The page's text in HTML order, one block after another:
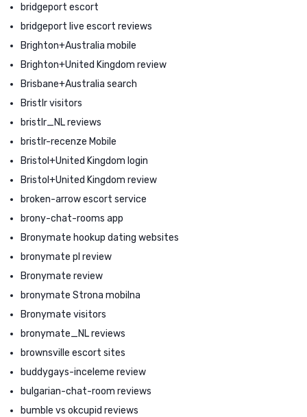
bridgeport escort
bridgeport live escort reviews
Brighton+Australia mobile
Brighton+United Kingdom review
Brisbane+Australia search
Bristlr visitors
bristlr_NL reviews
bristlr-recenze Mobile
Bristol+United Kingdom login
Bristol+United Kingdom review
broken-arrow escort service
brony-chat-rooms app
Bronymate hookup dating websites
bronymate pl review
Bronymate review
bronymate Strona mobilna
Bronymate visitors
bronymate_NL reviews
brownsville escort sites
buddygays-inceleme review
bulgarian-chat-room reviews
bumble vs okcupid reviews